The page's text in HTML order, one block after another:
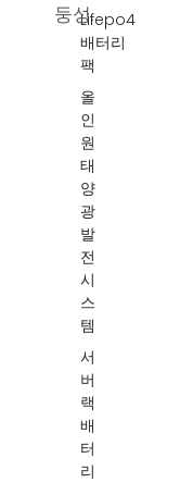
Lifepo4
배터리
팩
올
인
원
태
양
광
발
전
시
스
템
서
버
랙
배
터
리
둥성.